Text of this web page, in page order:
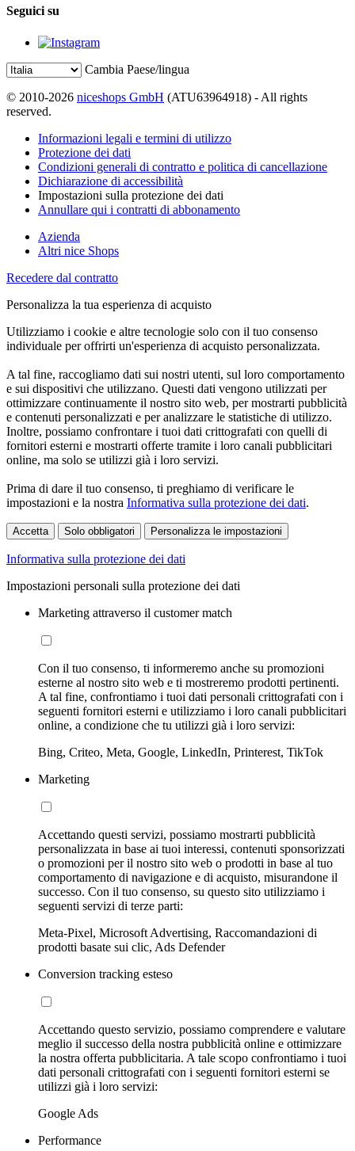
Seguici su
Cambia Paese/lingua
© 2010-2026 niceshops GmbH (ATU63964918) - All rights
reserved.
Informazioni legali e termini di utilizzo
Protezione dei dati
Condizioni generali di contratto e politica di cancellazione
Dichiarazione di accessibilità
Impostazioni sulla protezione dei dati
Annullare qui i contratti di abbonamento
Azienda
Altri nice Shops
Recedere dal contratto
Personalizza la tua esperienza di acquisto
Utilizziamo i cookie e altre tecnologie solo con il tuo consenso
individuale per offrirti un'esperienza di acquisto personalizzata.
A tal fine, raccogliamo dati sui nostri utenti, sul loro comportamento
e sui dispositivi che utilizzano. Questi dati vengono utilizzati per
ottimizzare continuamente il nostro sito web, per mostrarti pubblicità
e contenuti personalizzati e per analizzare le statistiche di utilizzo.
Inoltre, possiamo confrontare i tuoi dati crittografati con quelli di
fornitori esterni e mostrarti offerte tramite i loro canali pubblicitari
online, ma solo se utilizzi già i loro servizi.
Prima di dare il tuo consenso, ti preghiamo di verificare le
impostazioni e la nostra Informativa sulla protezione dei dati.
Accetta Solo obbligatori Personalizza le impostazioni
Informativa sulla protezione dei dati
Impostazioni personali sulla protezione dei dati
Marketing attraverso il customer match
Con il tuo consenso, ti informeremo anche su promozioni
esterne al nostro sito web e ti mostreremo prodotti pertinenti.
A tal fine, confrontiamo i tuoi dati personali crittografati con i
seguenti fornitori esterni e utilizziamo i loro canali pubblicitari
online, a condizione che tu utilizzi già i loro servizi:
Bing, Criteo, Meta, Google, LinkedIn, Printerest, TikTok
Marketing
Accettando questi servizi, possiamo mostrarti pubblicità
personalizzata in base ai tuoi interessi, contenuti sponsorizzati
o promozioni per il nostro sito web o prodotti in base al tuo
comportamento di navigazione e di acquisto, misurandone il
successo. Con il tuo consenso, su questo sito utilizziamo i
seguenti servizi di terze parti:
Meta-Pixel, Microsoft Advertising, Raccomandazioni di
prodotti basate sui clic, Ads Defender
Conversion tracking esteso
Accettando questo servizio, possiamo comprendere e valutare
meglio il successo della nostra pubblicità online e ottimizzare
la nostra offerta pubblicitaria. A tale scopo confrontiamo i tuoi
dati personali crittografati con i seguenti fornitori esterni se
utilizzi già i loro servizi:
Google Ads
Performance